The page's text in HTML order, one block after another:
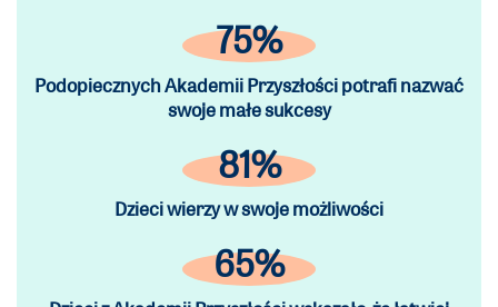
75%
Podopiecznych Akademii Przyszłości potrafi nazwać
swoje małe sukcesy
81%
Dzieci wierzy w swoje możliwości
65%